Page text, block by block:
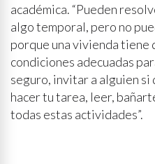
académica. “Pueden
algo temporal, pero no
porque una vivienda tiene
condiciones adecuadas
seguro, invitar a alguien
hacer tu tarea, leer,
todas estas actividades”.